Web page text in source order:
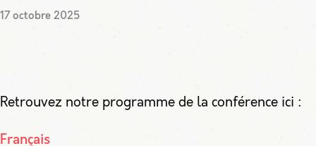
17 octobre 2025
Retrouvez notre programme de la conférence ici :
Français